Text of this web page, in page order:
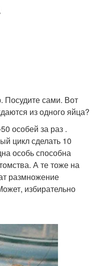
сами. Вот
из одного яйца?
особей за раз .
цикл сделать 10
особь способна
А те тоже на
размножение
избирательно